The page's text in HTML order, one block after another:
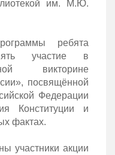
им. М.Ю.
ребята
участие в
викторине
посвящённой
Федерации
Конституции и
фактах.
участники акции